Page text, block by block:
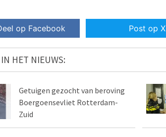
op Facebook Post op X
HET NIEUWS:
Getuigen gezocht van beroving
Boergoensevliet Rotterdam-
Zuid